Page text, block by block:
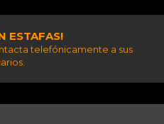
ESTAFAS!
telefónicamente a sus